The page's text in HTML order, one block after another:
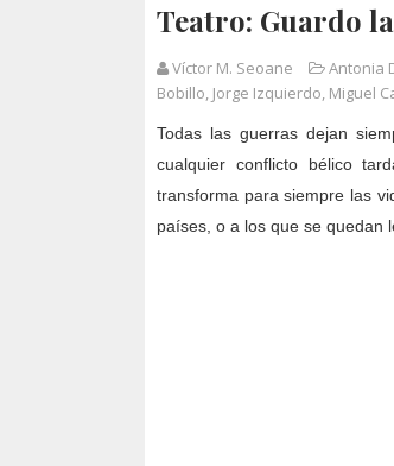
Teatro: Guardo
Víctor M. Seoane Antonia
Bobillo, Jorge Izquierdo, Miguel
Todas las guerras dejan
cualquier conflicto bélico
transforma para siempre las
países, o a los que se quedan